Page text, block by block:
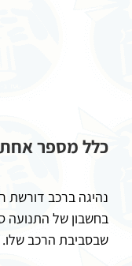
כלל מספר אחת
נהיגה ברכב דורשת
בחשבון של התנועה
שבסביבת הרכב שלו.